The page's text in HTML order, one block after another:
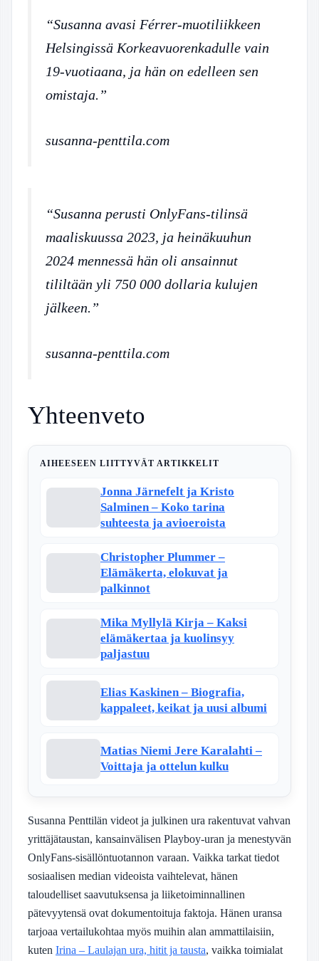
“Susanna avasi Férrer-muotiliikkeen
Helsingissä Korkeavuorenkadulle vain
19-vuotiaana, ja hän on edelleen sen
omistaja.”
susanna-penttila.com
“Susanna perusti OnlyFans-tilinsä
maaliskuussa 2023, ja heinäkuuhun
2024 mennessä hän oli ansainnut
tililtään yli 750 000 dollaria kulujen
jälkeen.”
susanna-penttila.com
Yhteenveto
AIHEESEEN LIITTYVÄT ARTIKKELIT
Jonna Järnefelt ja Kristo
Salminen – Koko tarina
suhteesta ja avioeroista
Christopher Plummer –
Elämäkerta, elokuvat ja
palkinnot
Mika Myllylä Kirja – Kaksi
elämäkertaa ja kuolinsyy
paljastuu
Elias Kaskinen – Biografia,
kappaleet, keikat ja uusi albumi
Matias Niemi Jere Karalahti –
Voittaja ja ottelun kulku
Susanna Penttilän videot ja julkinen ura rakentuvat vahvan
yrittäjätaustan, kansainvälisen Playboy-uran ja menestyvän
OnlyFans-sisällöntuotannon varaan. Vaikka tarkat tiedot
sosiaalisen median videoista vaihtelevat, hänen
taloudelliset saavutuksensa ja liiketoiminnallinen
pätevyytensä ovat dokumentoituja faktoja. Hänen uransa
tarjoaa vertailukohtaa myös muihin alan ammattilaisiin,
kuten Irina – Laulajan ura, hitit ja tausta, vaikka toimialat